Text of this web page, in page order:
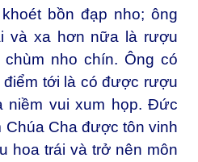
bồn đạp nho; ông
và xa hơn nữa là rượu
nho chín. Ông có
tới là có được rượu
niềm vui xum họp. Đức
Chúa Cha được tôn vinh
hoa trái và trở nên môn